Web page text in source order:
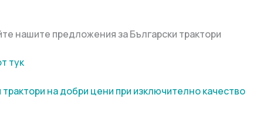
нашите предложения за Български трактори
тук
трактори на добри цени при изключително качество